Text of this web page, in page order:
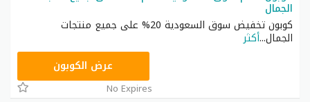
الجمال
كوبون تخفيض سوق السعودية 20% على جميع منتجات
الجمال...أكثر
HOMEWFعرض الكوبون
No Expires